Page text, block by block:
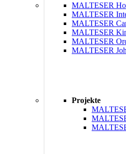
MALTESER
MALTESER
MALTESER
MALTESER
MALTESER
MALTESER
Projekte